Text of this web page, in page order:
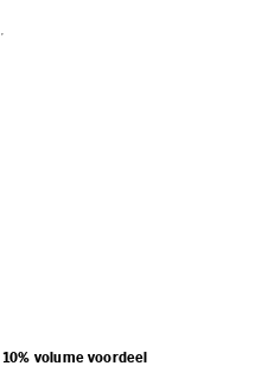
10% volume voordeel